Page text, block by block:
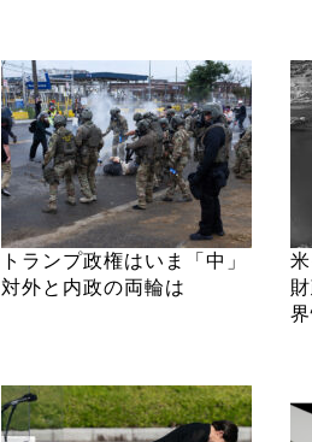
トランプ政権はいま「中」
対外と内政の両輪は